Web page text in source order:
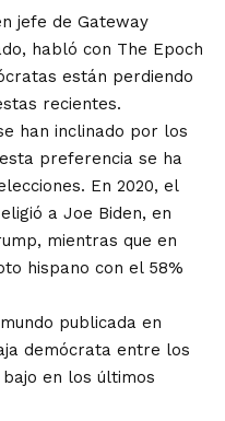
jefe de Gateway
habló con The Epoch
están perdiendo
recientes.
han inclinado por los
preferencia se ha
En 2020, el
a Joe Biden, en
mientras que en
hispano con el 58%
publicada en
demócrata entre los
en los últimos